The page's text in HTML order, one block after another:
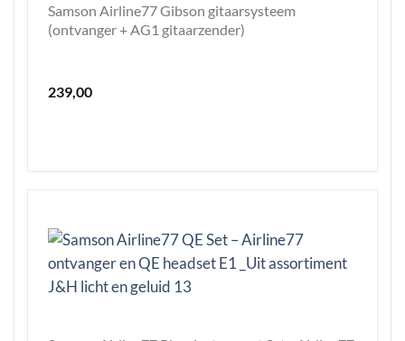
Samson Airline77 Gibson gitaarsysteem
(ontvanger + AG1 gitaarzender)
239,00